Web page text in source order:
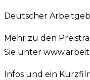
Deutscher
Mehr zu den
Sie unter
Infos und ein